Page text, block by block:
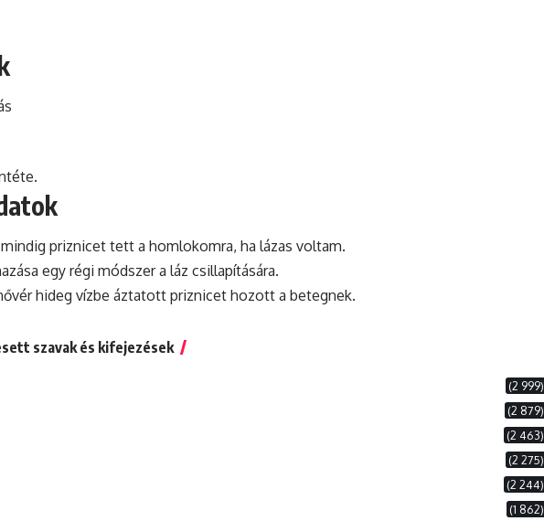
priznicet tett a homlokomra, ha lázas voltam.
egy régi módszer a láz csillapítására.
hideg vízbe áztatott priznicet hozott a betegnek.
szavak és kifejezések
(2 999)
(2 879)
(2 463)
(2 275)
(2 244)
(1 862)